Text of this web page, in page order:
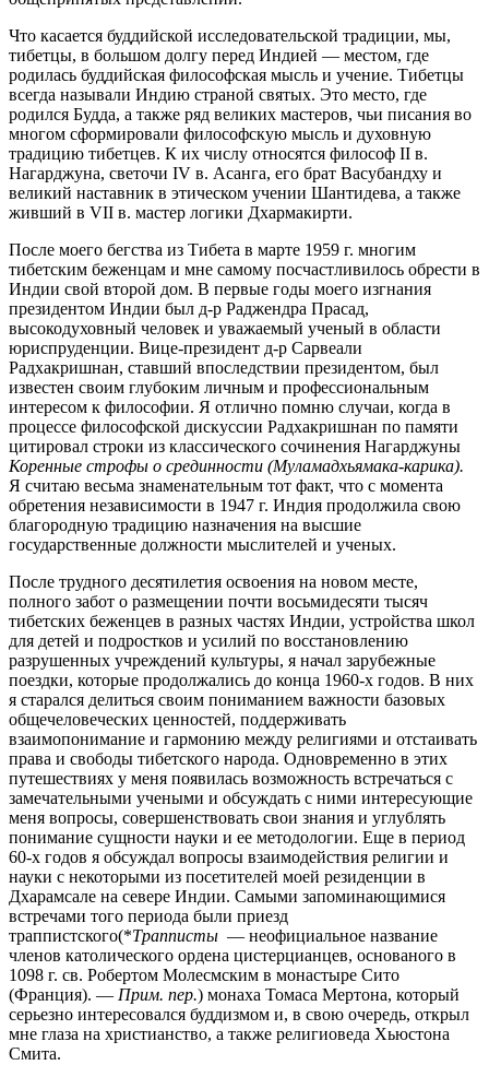
Что касается буддийской исследовательской традиции, мы,
тибетцы, в большом долгу перед Индией — местом, где
родилась буддийская философская мысль и учение. Тибетцы
всегда называли Индию страной святых. Это место, где
родился Будда, а также ряд великих мастеров, чьи писания во
многом сформировали философскую мысль и духовную
традицию тибетцев. К их числу относятся философ II в.
Нагарджуна, светочи IV в. Асанга, его брат Васубандху и
великий наставник в этическом учении Шантидева, а также
живший в VII в. мастер логики Дхармакирти.
После моего бегства из Тибета в марте 1959 г. многим
тибетским беженцам и мне самому посчастливилось обрести в
Индии свой второй дом. В первые годы моего изгнания
президентом Индии был д-р Раджендра Прасад,
высокодуховный человек и уважаемый ученый в области
юриспруденции. Вице-президент д-р Сарвеали
Радхакришнан, ставший впоследствии президентом, был
известен своим глубоким личным и профессиональным
интересом к философии. Я отлично помню случаи, когда в
процессе философской дискуссии Радхакришнан по памяти
цитировал строки из классического сочинения Нагарджуны
Коренные строфы о срединности (Муламадхьямака-карика).
Я считаю весьма знаменательным тот факт, что с момента
обретения независимости в 1947 г. Индия продолжила свою
благородную традицию назначения на высшие
государственные должности мыслителей и ученых.
После трудного десятилетия освоения на новом месте,
полного забот о размещении почти восьмидесяти тысяч
тибетских беженцев в разных частях Индии, устройства школ
для детей и подростков и усилий по восстановлению
разрушенных учреждений культуры, я начал зарубежные
поездки, которые продолжались до конца 1960-х годов. В них
я старался делиться своим пониманием важности базовых
общечеловеческих ценностей, поддерживать
взаимопонимание и гармонию между религиями и отстаивать
права и свободы тибетского народа. Одновременно в этих
путешествиях у меня появилась возможность встречаться с
замечательными учеными и обсуждать с ними интересующие
меня вопросы, совершенствовать свои знания и углублять
понимание сущности науки и ее методологии. Еще в период
60-х годов я обсуждал вопросы взаимодействия религии и
науки с некоторыми из посетителей моей резиденции в
Дхарамсале на севере Индии. Самыми запоминающимися
встречами того периода были приезд
траппистского(*Трапписты — неофициальное название
членов католического ордена цистерцианцев, основаного в
1098 г. св. Робертом Молесмским в монастыре Сито
(Франция). — Прим. пер.) монаха Томаса Мертона, который
серьезно интересовался буддизмом и, в свою очередь, открыл
мне глаза на христианство, а также религиоведа Хьюстона
Смита.